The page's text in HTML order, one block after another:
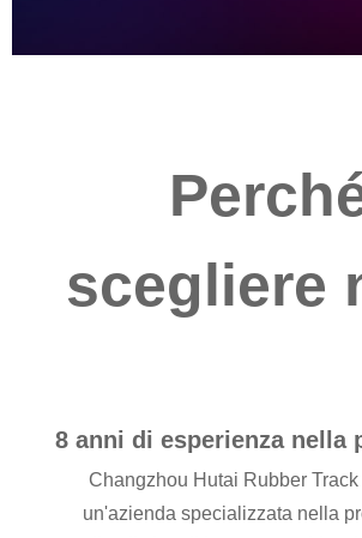
scegliere
8 anni di esperienza nella
Changzhou Hutai Rubber Track
un'azienda specializzata nella